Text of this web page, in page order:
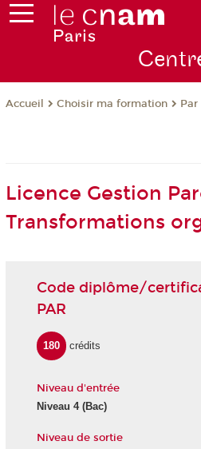
Accueil Choisir ma formation
Licence Gestion
Transformations
Code diplôme/
PAR
180 crédits
Niveau d'entrée
Niveau 4(Bac)
Niveau de sortie